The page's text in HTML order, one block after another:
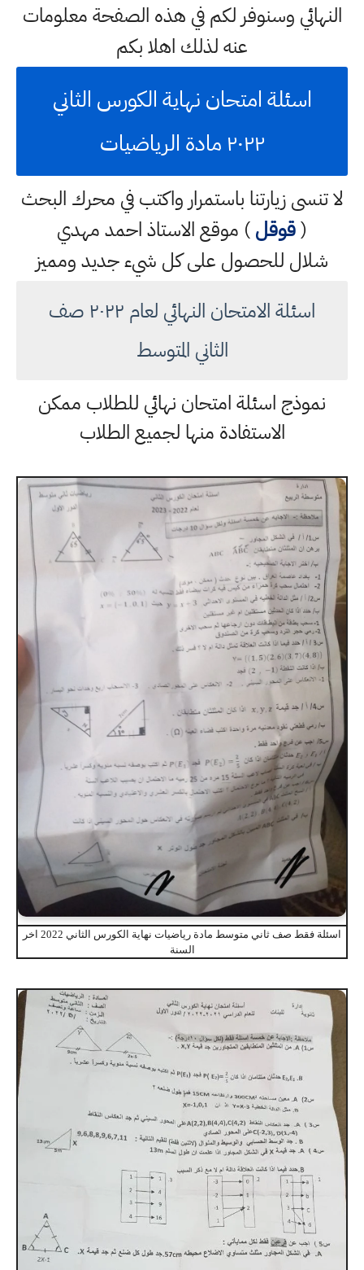
النهائي وسنوفر لكم في هذه الصفحة معلومات
عنه لذلك اهلا بكم
اسئلة امتحان نهاية الكورس الثاني
٢٠٢٢ مادة الرياضيات
لا تنسى زيارتنا باستمرار واكتب في محرك البحث
(قوقل) موقع الاستاذ احمد مهدي
شلال للحصول على كل شيء جديد ومميز
اسئلة الامتحان النهائي لعام ٢٠٢٢ صف
الثاني المتوسط
نموذج اسئلة امتحان نهائي للطلاب ممكن
الاستفادة منها لجميع الطلاب
اسئلة فقط صف ثاني متوسط مادة رياضيات نهاية الكورس الثاني 2022 اخر
السنة